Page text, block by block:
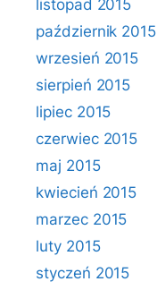
listopad 2015
październik 2015
wrzesień 2015
sierpień 2015
lipiec 2015
czerwiec 2015
maj 2015
kwiecień 2015
marzec 2015
luty 2015
styczeń 2015